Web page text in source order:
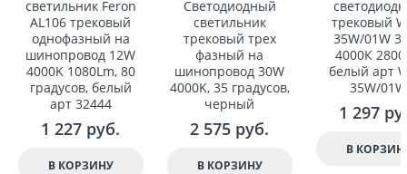
светильник Feron
AL106 трековый
однофазный на
шинопровод 12W
4000K 1080Lm, 80
градусов, белый
арт 32444
1 227 руб.
В КОРЗИНУ
Светодиодный
светильник
трековый трех
фазный на
шинопровод 30W
4000K, 35 градусов,
черный
2 575 руб.
В КОРЗИНУ
трековый
35W/01W
4000К
белый арт
35W/01W
1 297
В